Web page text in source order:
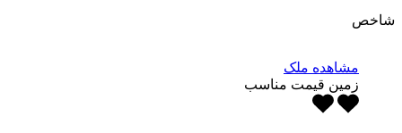
شاخص
مشاهده ملک
زمین قیمت مناسب